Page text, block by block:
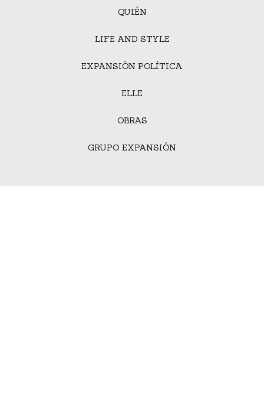
QUIÉN
LIFE AND STYLE
EXPANSIÓN POLÍTICA
ELLE
OBRAS
GRUPO EXPANSIÓN